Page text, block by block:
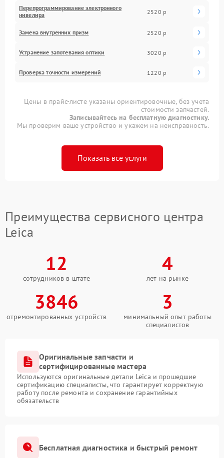
Перепрограммирование электронного
нивелира
2520 р
Замена внутренних призм 2520 р
Устранение запотевания оптики 3020 р
Проверка точности измерений 1220 р
Цены в прайс-листе указаны ориентировочные, без учета
стоимости запчастей.
Записывайтесь на бесплатную диагностику.
Мы проверим ваше устройство и укажем на неисправность.
Показать все услуги
Преимущества сервисного центра
Leica
12
сотрудников в штате
4
лет на рынке
3846
отремонтированных устройств
3
минимальный опыт работы
специалистов
Оригинальные запчасти и
сертифицированные мастера
Используются оригинальные детали Leica и прошедшие
сертификацию специалисты, что гарантирует корректную
работу после ремонта и сохранение гарантийных
обязательств
Бесплатная диагностика и быстрый ремонт